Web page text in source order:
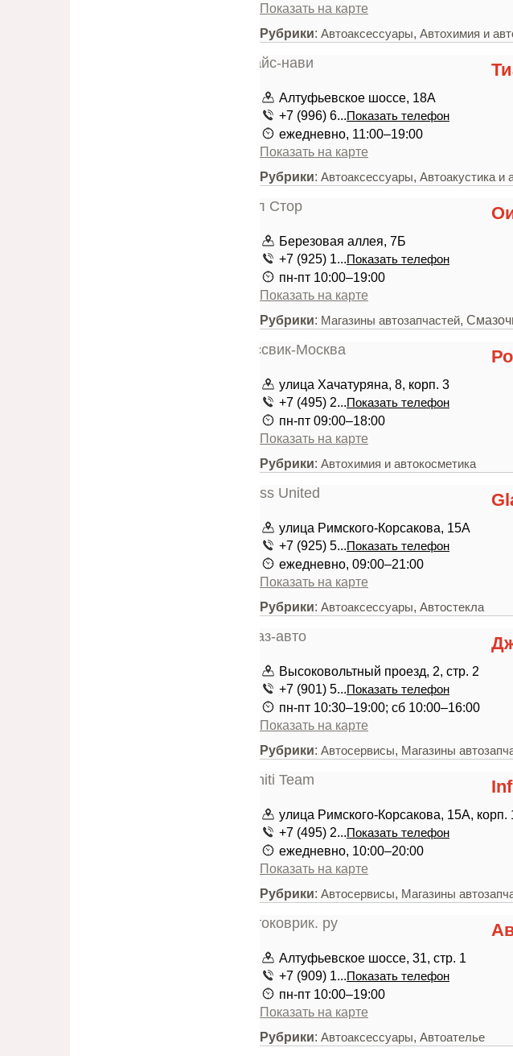
Показать на карте
Рубрики: Автоаксессуары, Автохимия и
Алтуфьевское шоссе, 18А
+7 (996) 6...Показать телефон
ежедневно, 11:00–19:00
Показать на карте
Рубрики: Автоаксессуары, Автоакустика и
Березовая аллея, 7Б
+7 (925) 1...Показать телефон
пн-пт 10:00–19:00
Показать на карте
Рубрики: Магазины автозапчастей,
улица Хачатуряна, 8, корп. 3
+7 (495) 2...Показать телефон
пн-пт 09:00–18:00
Показать на карте
Рубрики: Автохимия и автокосметика
улица Римского-Корсакова, 15А
+7 (925) 5...Показать телефон
ежедневно, 09:00–21:00
Показать на карте
Рубрики: Автоаксессуары, Автостекла
Высоковольтный проезд, 2, стр. 2
+7 (901) 5...Показать телефон
пн-пт 10:30–19:00; сб 10:00–16:00
Показать на карте
Рубрики: Автосервисы, Магазины
улица Римского-Корсакова, 15А, корп.
+7 (495) 2...Показать телефон
ежедневно, 10:00–20:00
Показать на карте
Рубрики: Автосервисы, Магазины
Алтуфьевское шоссе, 31, стр. 1
+7 (909) 1...Показать телефон
пн-пт 10:00–19:00
Показать на карте
Рубрики: Автоаксессуары, Автоателье